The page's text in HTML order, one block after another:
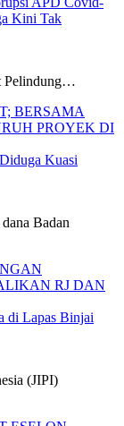
Kini Tak
Pelindung…
Kuasi
Badan
di Lapas Binjai
(JIPI)